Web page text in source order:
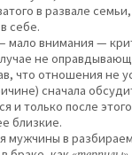
в развале
себе.
мало внимания —
не
что отношения не
сначала
и только после
близкие.
мужчины в